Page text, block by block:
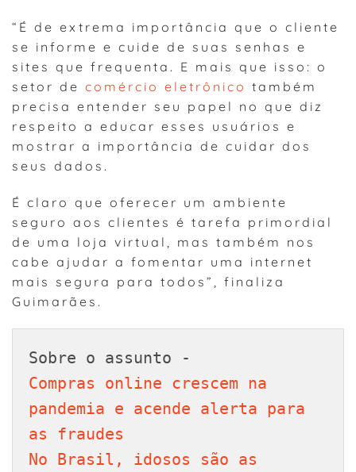
“É de extrema importância que o cliente
se informe e cuide de suas senhas e
sites que frequenta. E mais que isso: o
setor de comércio eletrônico também
precisa entender seu papel no que diz
respeito a educar esses usuários e
mostrar a importância de cuidar dos
seus dados.
É claro que oferecer um ambiente
seguro aos clientes é tarefa primordial
de uma loja virtual, mas também nos
cabe ajudar a fomentar uma internet
mais segura para todos”, finaliza
Guimarães.
Compras online crescem na
pandemia e acende alerta para
as fraudes
No Brasil, idosos são as